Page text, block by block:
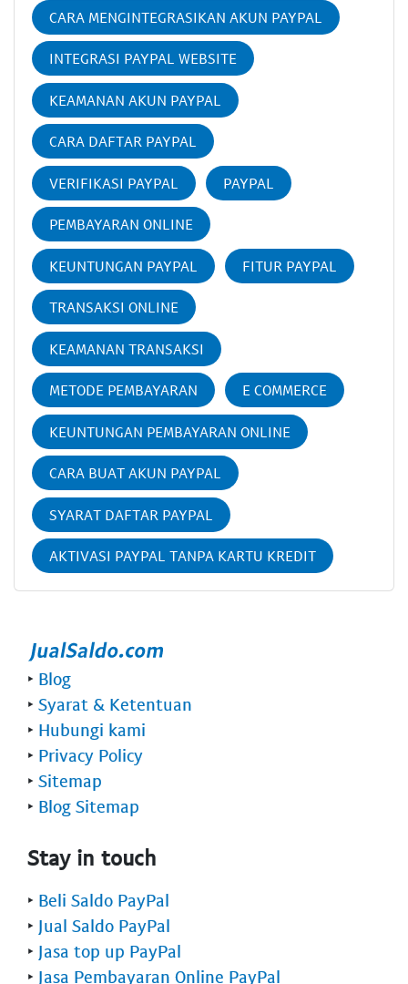
CARA MENGINTEGRASIKAN AKUN PAYPAL
INTEGRASI PAYPAL WEBSITE
KEAMANAN AKUN PAYPAL
CARA DAFTAR PAYPAL
VERIFIKASI PAYPAL PAYPAL
PEMBAYARAN ONLINE
KEUNTUNGAN PAYPAL FITUR PAYPAL
TRANSAKSI ONLINE
KEAMANAN TRANSAKSI
METODE PEMBAYARAN E COMMERCE
KEUNTUNGAN PEMBAYARAN ONLINE
CARA BUAT AKUN PAYPAL
SYARAT DAFTAR PAYPAL
AKTIVASI PAYPAL TANPA KARTU KREDIT
‣ Blog
‣ Syarat & Ketentuan
‣ Hubungi kami
‣ Privacy Policy
‣ Sitemap
‣ Blog Sitemap
Stay in touch
‣ Beli Saldo PayPal
‣ Jual Saldo PayPal
‣ Jasa top up PayPal
‣ Jasa Pembayaran Online PayPal